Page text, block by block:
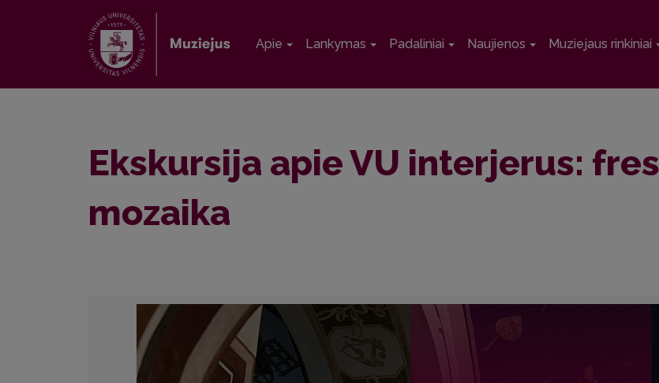
Apie Lankymas Padaliniai Naujienos Muziejaus rinkiniai
Ekskursija apie VU interjerus:
mozaika